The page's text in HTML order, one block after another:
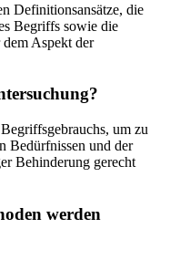
Definitionsansätze, die
Begriffs sowie die
Aspekt der
um zu
Bedürfnissen und der
Behinderung gerecht
werden